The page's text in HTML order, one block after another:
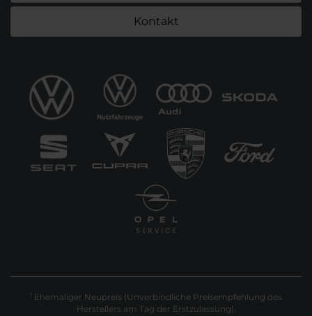
Kontakt
1 Ehemaliger Neupreis (Unverbindliche Preisempfehlung des
Herstellers am Tag der Erstzulassung).